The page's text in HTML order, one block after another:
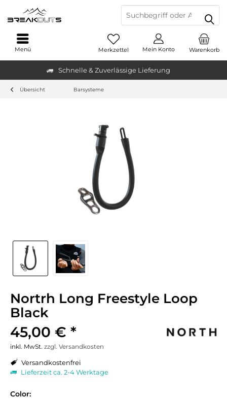
Schnelle & Zuverlässige Lieferung
Warenkorb
Merkzettel Mein Konto
Menü
Übersicht Barsysteme
Nortrh Long Freestyle Loop
Black
45,00 € *
inkl. MwSt. zzgl. Versandkosten
Versandkostenfrei
Lieferzeit ca. 2-4 Werktage
Color: